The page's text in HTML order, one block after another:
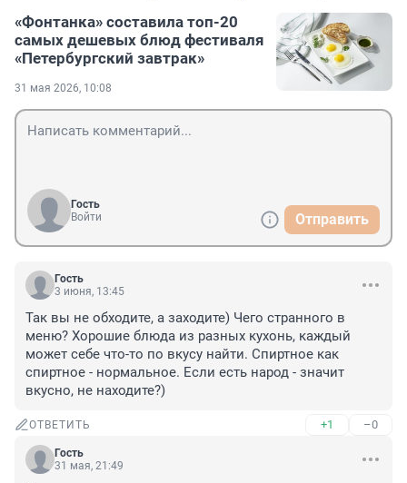
«Фонтанка» составила топ-20
самых дешевых блюд фестиваля
«Петербургский завтрак»
31 мая 2026, 10:08
Гость
Войти
Отправить
Гость
3 июня, 13:45
Так вы не обходите, а заходите) Чего странного в
меню? Хорошие блюда из разных кухонь, каждый
может себе что-то по вкусу найти. Спиртное как
спиртное - нормальное. Если есть народ - значит
вкусно, не находите?)
ОТВЕТИТЬ +1 –0
Гость
31 мая, 21:49